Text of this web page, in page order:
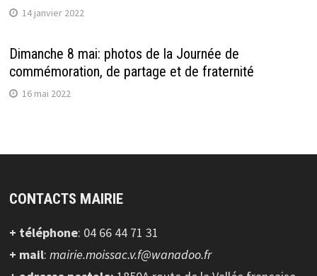
14 janvier 2022
Dimanche 8 mai: photos de la Journée de
commémoration, de partage et de fraternité
16 mai 2022
CONTACTS MAIRIE
+ téléphone: 04 66 44 71 31
+ mail: mairie.moissac.v.f@wanadoo.fr